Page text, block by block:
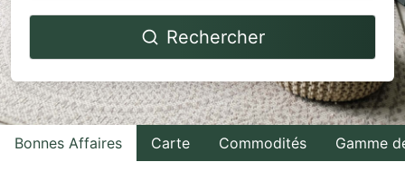
Navigate
to
interact
with
the
Navigate
backward
to
interact
with
the
Rechercher
Bonnes Affaires Carte Commodités Gamme